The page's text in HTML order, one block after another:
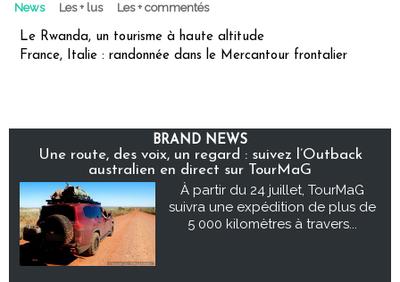
News Les + lus Les + commentés
Le Rwanda, un tourisme à haute altitude
France, Italie : randonnée dans le Mercantour frontalier
BRAND NEWS
Une route, des voix, un regard : suivez l’Outback
australien en direct sur TourMaG
À partir du 24 juillet, TourMaG
suivra une expédition de plus de
5 000 kilomètres à travers...